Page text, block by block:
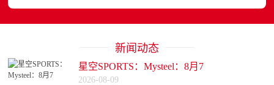
新闻动态
星空SPORTS：Mysteel：8月7
2026-08-09